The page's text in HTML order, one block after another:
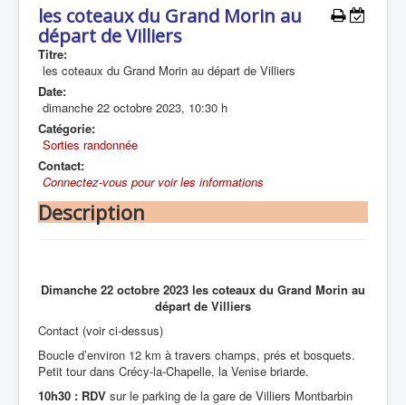
RANDONNÉE SPORTIVE
les coteaux du Grand Morin au
départ de Villiers
Titre:
les coteaux du Grand Morin au départ de Villiers
Date:
dimanche 22 octobre 2023, 10:30 h
Catégorie:
Sorties randonnée
Contact:
Connectez-vous pour voir les informations
Description
Dimanche 22 octobre 2023 les coteaux du Grand Morin au
départ de Villiers
Contact (voir ci-dessus)
Boucle d’environ 12 km à travers champs, prés et bosquets.
Petit tour dans Crécy-la-Chapelle, la Venise briarde.
10h30 : RDV sur le parking de la gare de Villiers Montbarbin